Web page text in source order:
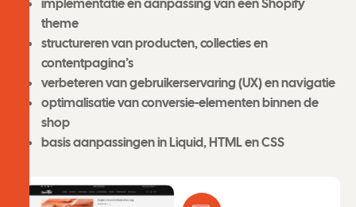
implementatie en aanpassing van een Shopify
theme
structureren van producten, collecties en
contentpagina’s
verbeteren van gebruikerservaring (UX) en navigatie
optimalisatie van conversie-elementen binnen de
shop
basis aanpassingen in Liquid, HTML en CSS